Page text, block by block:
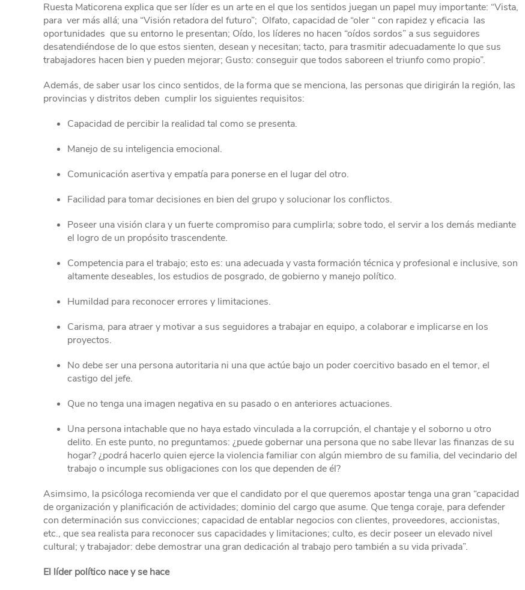
Ruesta Maticorena explica que ser líder es un arte en el que los sentidos juegan un papel muy importante: “Vista,
para ver más allá; una “Visión retadora del futuro”; Olfato, capacidad de “oler “ con rapidez y eficacia las
oportunidades que su entorno le presentan; Oído, los líderes no hacen “oídos sordos” a sus seguidores
desatendiéndose de lo que estos sienten, desean y necesitan; tacto, para trasmitir adecuadamente lo que sus
trabajadores hacen bien y pueden mejorar; Gusto: conseguir que todos saboreen el triunfo como propio”.
Además, de saber usar los cinco sentidos, de la forma que se menciona, las personas que dirigirán la región, las
provincias y distritos deben cumplir los siguientes requisitos:
Capacidad de percibir la realidad tal como se presenta.
Manejo de su inteligencia emocional.
Comunicación asertiva y empatía para ponerse en el lugar del otro.
Facilidad para tomar decisiones en bien del grupo y solucionar los conflictos.
Poseer una visión clara y un fuerte compromiso para cumplirla; sobre todo, el servir a los demás mediante
el logro de un propósito trascendente.
Competencia para el trabajo; esto es: una adecuada y vasta formación técnica y profesional e inclusive, son
altamente deseables, los estudios de posgrado, de gobierno y manejo político.
Humildad para reconocer errores y limitaciones.
Carisma, para atraer y motivar a sus seguidores a trabajar en equipo, a colaborar e implicarse en los
proyectos.
No debe ser una persona autoritaria ni una que actúe bajo un poder coercitivo basado en el temor, el
castigo del jefe.
Que no tenga una imagen negativa en su pasado o en anteriores actuaciones.
Una persona intachable que no haya estado vinculada a la corrupción, el chantaje y el soborno u otro
delito. En este punto, no preguntamos: ¿puede gobernar una persona que no sabe llevar las finanzas de su
hogar? ¿podrá hacerlo quien ejerce la violencia familiar con algún miembro de su familia, del vecindario del
trabajo o incumple sus obligaciones con los que dependen de él?
Asimsimo, la psicóloga recomienda ver que el candidato por el que queremos apostar tenga una gran “capacidad
de organización y planificación de actividades; dominio del cargo que asume. Que tenga coraje, para defender
con determinación sus convicciones; capacidad de entablar negocios con clientes, proveedores, accionistas,
etc., que sea realista para reconocer sus capacidades y limitaciones; culto, es decir poseer un elevado nivel
cultural; y trabajador: debe demostrar una gran dedicación al trabajo pero también a su vida privada”.
El líder político nace y se hace